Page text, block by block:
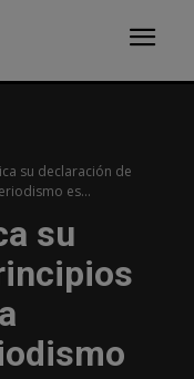
su declaración de
es...
su